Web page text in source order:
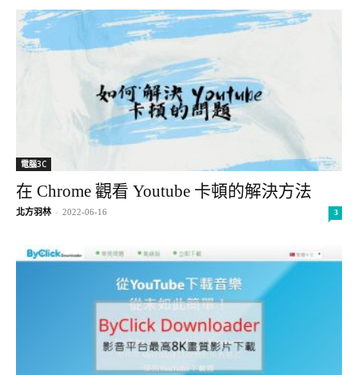
電腦3C
在 Chrome 觀看 Youtube 卡頓的解決方法
北方羽林 - 2022-06-16 3